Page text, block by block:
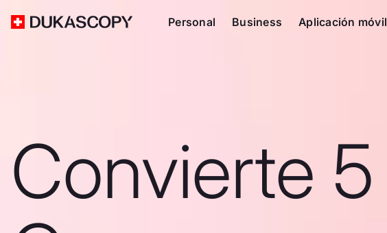
Personal Business Aplicación móvil
Convierte 5